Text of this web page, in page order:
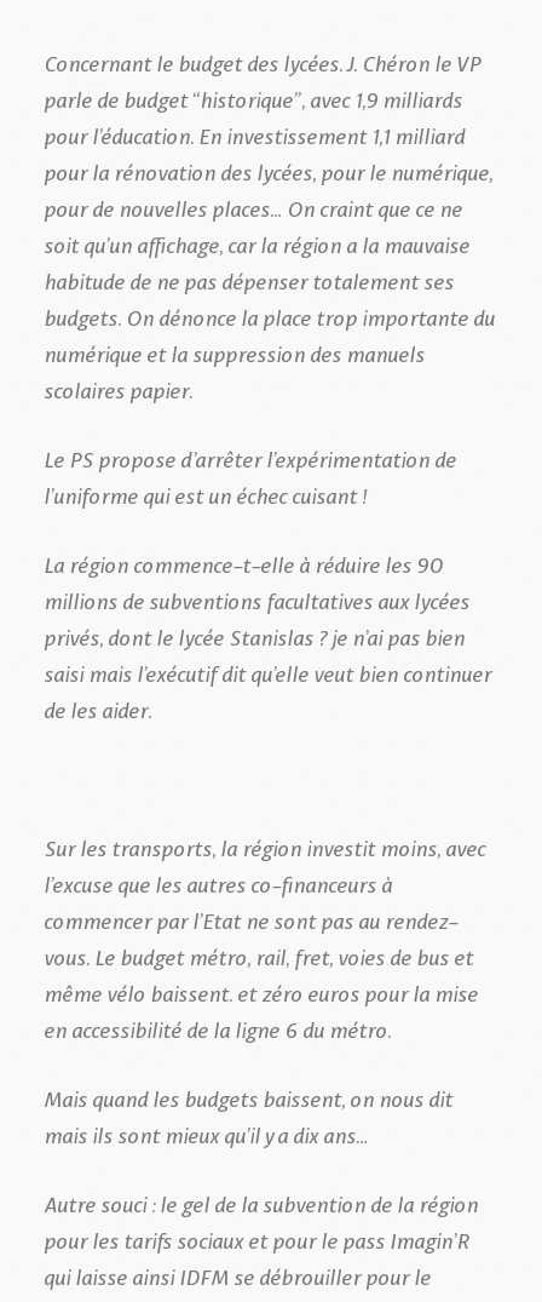
Concernant le budget des lycées. J. Chéron le VP
parle de budget “historique”, avec 1,9 milliards
pour l’éducation. En investissement 1,1 milliard
pour la rénovation des lycées, pour le numérique,
pour de nouvelles places… On craint que ce ne
soit qu’un affichage, car la région a la mauvaise
habitude de ne pas dépenser totalement ses
budgets. On dénonce la place trop importante du
numérique et la suppression des manuels
scolaires papier.
Le PS propose d’arrêter l’expérimentation de
l’uniforme qui est un échec cuisant !
La région commence-t-elle à réduire les 90
millions de subventions facultatives aux lycées
privés, dont le lycée Stanislas ? je n’ai pas bien
saisi mais l’exécutif dit qu’elle veut bien continuer
de les aider.
Sur les transports, la région investit moins, avec
l’excuse que les autres co-financeurs à
commencer par l’Etat ne sont pas au rendez-
vous. Le budget métro, rail, fret, voies de bus et
même vélo baissent. et zéro euros pour la mise
en accessibilité de la ligne 6 du métro.
Mais quand les budgets baissent, on nous dit
mais ils sont mieux qu’il y a dix ans…
Autre souci : le gel de la subvention de la région
pour les tarifs sociaux et pour le pass Imagin’R
qui laisse ainsi IDFM se débrouiller pour le